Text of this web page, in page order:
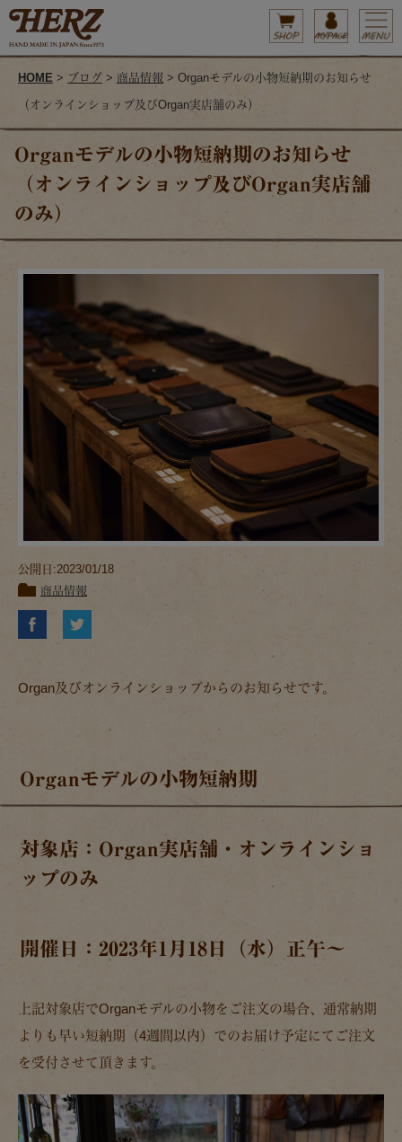
HOME > ブログ > 商品情報 > Organモデルの小物短納期のお知らせ
（オンラインショップ及びOrgan実店舗のみ）
Organモデルの小物短納期のお知らせ
（オンラインショップ及びOrgan実店舗
のみ）
公開日:2023/01/18
商品情報
Organ及びオンラインショップからのお知らせです。
Organモデルの小物短納期
対象店：Organ実店舗・オンラインショ
ップのみ
開催日：2023年1月18日（水）正午～
上記対象店でOrganモデルの小物をご注文の場合、通常納期
よりも早い短納期（4週間以内）でのお届け予定にてご注文
を受付させて頂きます。